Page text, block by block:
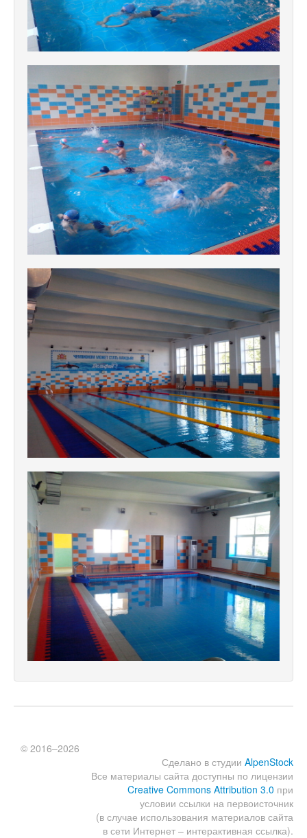
Сделано в студии AlpenStock
Все материалы сайта доступны по лицензии
Creative Commons Attribution 3.0 при
условии ссылки на первоисточник
(в случае использования материалов сайта
в сети Интернет – интерактивная ссылка).
© 2016–2026